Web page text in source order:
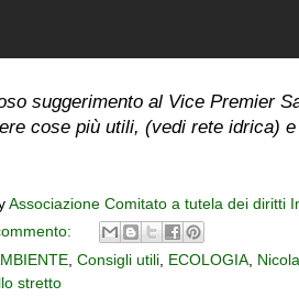
suggerimento al Vice Premier
cose più utili, (vedi rete idrica)
Associazione Comitato a tutela dei diritti
, Consigli utili, ECOLOGIA,
stretto